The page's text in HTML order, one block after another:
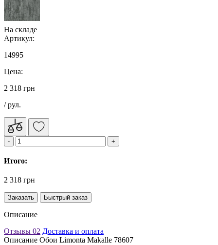
На складе
Артикул:
14995
Цена:
2 318 грн
/ рул.
Итого:
2 318 грн
Заказать Быстрый заказ
Описание
Отзывы 02 Доставка и оплата
Описание Обои Limonta Makalle 78607